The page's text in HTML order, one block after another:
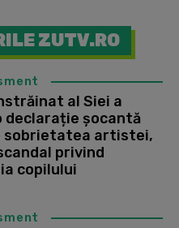
ZUTV.RO
al Siei a
declarație șocantă
sobrietatea artistei,
privind
copilului